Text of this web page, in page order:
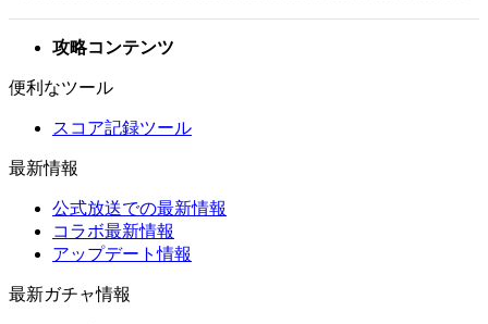
攻略コンテンツ
便利なツール
スコア記録ツール
最新情報
公式放送での最新情報
コラボ最新情報
アップデート情報
最新ガチャ情報